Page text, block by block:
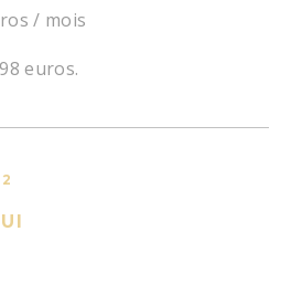
/ mois
euros.
2